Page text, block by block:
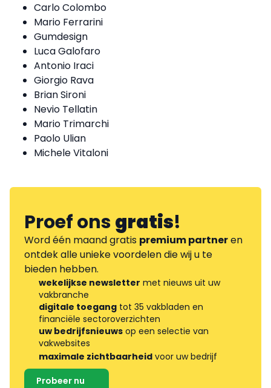
Carlo Colombo
Mario Ferrarini
Gumdesign
Luca Galofaro
Antonio Iraci
Giorgio Rava
Brian Sironi
Nevio Tellatin
Mario Trimarchi
Paolo Ulian
Michele Vitaloni
Proef onsgratis!
Word één maand gratis premium partneren
ontdek alle unieke voordelen die wij u te
bieden hebben.
wekelijkse newsletter met nieuws uit uw
vakbranche
digitale toegang tot 35 vakbladen en
financiële sectoroverzichten
uw bedrijfsnieuws op een selectie van
vakwebsites
maximale zichtbaarheid voor uw bedrijf
Probeer nu